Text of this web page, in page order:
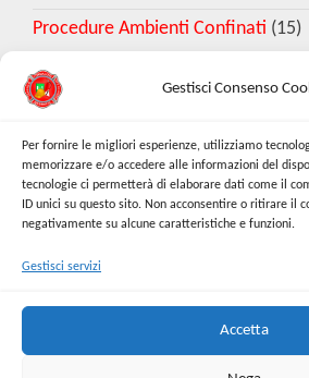
Gestisci Consenso
Per fornire le migliori esperienze, utilizziamo
memorizzare e/o accedere alle informazioni del
tecnologie ci permetterà di elaborare dati come il
ID unici su questo sito. Non acconsentire o ritirare il
negativamente su alcune caratteristiche e funzioni.
Gestisci servizi
Accetta
Procedure Ambienti Confinati (15)
Richiedi Modello